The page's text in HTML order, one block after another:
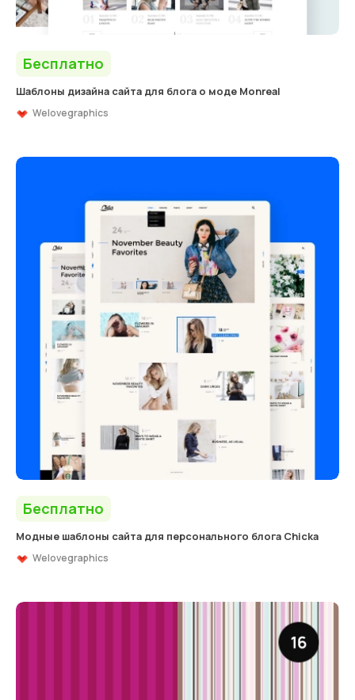
Бесплатно
Шаблоны дизайна сайта для блога о моде Monreal
Welovegraphics
Бесплатно
Модные шаблоны сайта для персонального блога Chicka
Welovegraphics